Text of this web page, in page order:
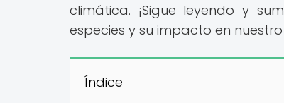
climática. ¡Sigue leyendo y
especies y su impacto en
Índice